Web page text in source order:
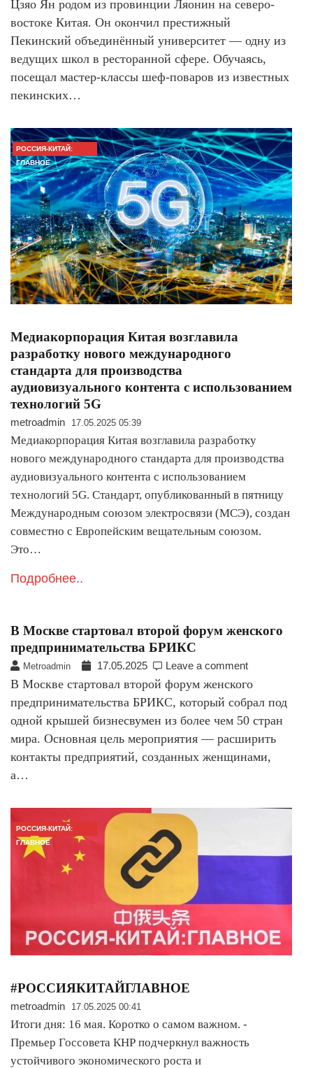
Цзяо Ян родом из провинции Ляонин на северо-
востоке Китая. Он окончил престижный
Пекинский объединённый университет — одну из
ведущих школ в ресторанной сфере. Обучаясь,
посещал мастер-классы шеф-поваров из известных
пекинских…
РОССИЯ-КИТАЙ:
ГЛАВНОЕ
Медиакорпорация Китая возглавила
разработку нового международного
стандарта для производства
аудиовизуального контента с использованием
технологий 5G
metroadmin 17.05.2025 05:39
Медиакорпорация Китая возглавила разработку
нового международного стандарта для производства
аудиовизуального контента с использованием
технологий 5G. Стандарт, опубликованный в пятницу
Международным союзом электросвязи (МСЭ), создан
совместно с Европейским вещательным союзом.
Это…
Подробнее..
В Москве стартовал второй форум женского
предпринимательства БРИКС
Metroadmin 17.05.2025 Leave a comment
В Москве стартовал второй форум женского
предпринимательства БРИКС, который собрал под
одной крышей бизнесвумен из более чем 50 стран
мира. Основная цель мероприятия — расширить
контакты предприятий, созданных женщинами,
а…
РОССИЯ-КИТАЙ:
ГЛАВНОЕ
#РОССИЯКИТАЙГЛАВНОЕ
metroadmin 17.05.2025 00:41
Итоги дня: 16 мая. Коротко о самом важном. -
Премьер Госсовета КНР подчеркнул важность
устойчивого экономического роста и